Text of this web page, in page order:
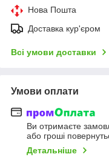
Нова Пошта
Доставка кур'єром
Всі умови доставки
Умови оплати
Ви отримаєте
або гроші
Детальніше